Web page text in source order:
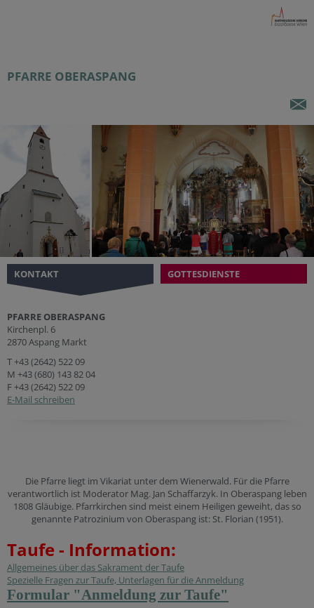
PFARRE OBERASPANG
KONTAKT GOTTESDIENSTE
PFARRE OBERASPANG
Kirchenpl. 6
2870 Aspang Markt
T+43 (2642) 522 09
M +43 (680) 143 82 04
F +43 (2642) 522 09
E-Mail schreiben
Die Pfarre liegt im Vikariat unter dem Wienerwald. Für die Pfarre
verantwortlich ist Moderator Mag. Jan Schaffarzyk. In Oberaspang leben
1808 Gläubige. Pfarrkirchen sind meist einem Heiligen geweiht, das so
genannte Patrozinium von Oberaspang ist: St. Florian (1951).
Taufe - Information:
Allgemeines über das Sakrament der Taufe
Spezielle Fragen zur Taufe, Unterlagen für die Anmeldung
Formular "Anmeldung zur Taufe"